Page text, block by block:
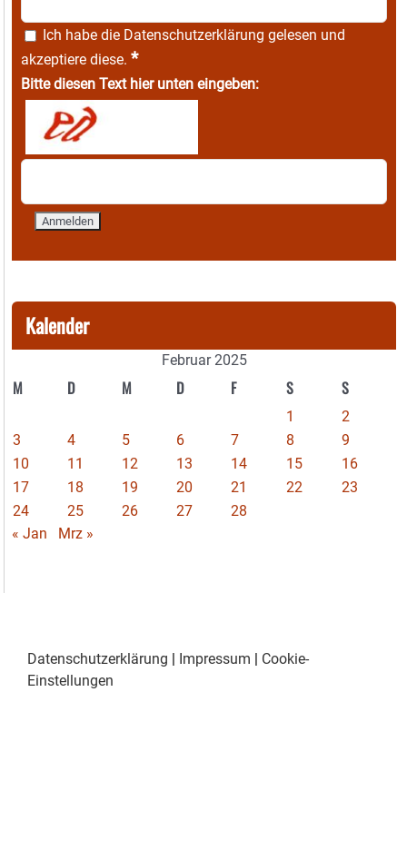
Ich habe die Datenschutzerklärung gelesen und
akzeptiere diese. *
Bitte diesen Text hier unten eingeben:
Kalender
Februar 2025
M D M D F S S
1
2
3
4 5 6 7 8
9
10
11 12 13 14 15
16
17
18 19 20 21 22
23
24
25 26 27
28
« Jan
Mrz »
Datenschutzerklärung | Impressum | Cookie-
Einstellungen